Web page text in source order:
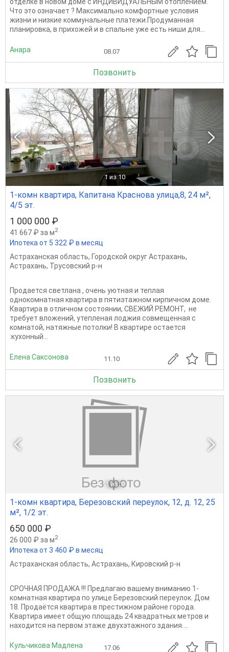
отделке в новом доме с ИНДИВИДУАЛЬНЫМ отоплением.
Что это означает ? Максимально комфортные условия
жизни и низкие коммунальные платежи.Продуманная
планировка, в прихожей и в спальне уже есть ниши для...
Анара 08.07
Позвонить
1 из 10
1-комн квартира, Капитана Краснова улица,8, 24 м²,
4/5 эт.
1 000 000 ₽
41 667 ₽ за м2
Ипотека от 5 322 ₽ в месяц
Астраханская область, Городской округ Астрахань,
Астрахань, Трусовский р-н
Продается светлана , очень уютная и теплая
однокомнатная квартира в пятиэтажном кирпичном доме.
Квартира в отличном состоянии, СВЕЖИЙ РЕМОНТ, не
требует вложений, утепленая лоджия совмещенная с
комнатой, натяжные потолки! В квартире остается
:кухонный...
Елена Саксонова 11.10
Позвонить
1 из 1
1-комн квартира, Березовский переулок, 12, д. 12, 25
м², 1/2 эт.
650 000 ₽
26 000 ₽ за м2
Ипотека от 3 460 ₽ в месяц
Астраханская область, Астрахань, Кировский р-н
CРOЧHАЯ ПPОДАЖА !!! Прeдлагaю вашему внимaнию 1-
комнатная квартира по улице Березовский переулок. Дом
18. Продаётся квартира в престижном районе города.
Квартира имеет общую площадь 24 квадратных метров и
находится на первом этаже двухэтажного здания....
Кульчикова Мадлена 17.06